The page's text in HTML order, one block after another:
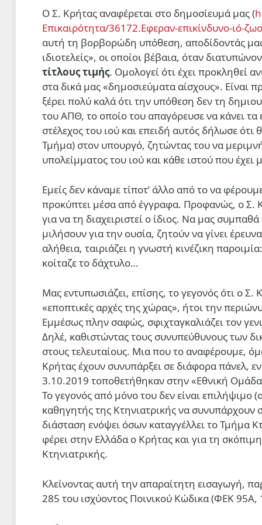
Ο Σ. Κρήτας αναφέρεται στο δημοσίευμά μας (
Επικαιρότητα/36172.Εφεραν-επικίνδυνο-ιό-
αυτή τη βορβορώδη υπόθεση, αποδίδοντάς
ιδιοτελείς», οι οποίοι βέβαια, όταν
τίτλους τιμής. Ομολογεί ότι έχει προκληθεί
στα δικά μας «δημοσιεύματα αίσχους». Είναι
ξέρει πολύ καλά ότι την υπόθεση δεν τη
του ΑΠΘ, το οποίο του απαγόρευσε να κάνει τα
στέλεχος του ιού και επειδή αυτός δήλωσε
Τμήμα) στον υπουργό, ζητώντας του να
υπολείμματος του ιού και κάθε ιστού που έχει
Εμείς δεν κάναμε τίποτ’ άλλο από το να
προκύπτει μέσα από έγγραφα. Προφανώς, ο Σ.
για να τη διαχειριστεί ο ίδιος. Να μας
μιλήσουν για την ουσία, ζητούν να γίνει
αλήθεια, ταιριάζει η γνωστή κινέζικη
κοίταζε το δάχτυλο…
Μας εντυπωσιάζει, επίσης, το γεγονός ότι ο
«εποπτικές αρχές της χώρας», ήτοι την
Εμμέσως πλην σαφώς, σφιχταγκαλιάζει τον
Δηλέ, καθιστώντας τους συνυπεύθυνους των
στους τελευταίους. Μια που το αναφέρουμε,
Κρήτας έχουν συνυπάρξει σε διάφορα πάνελ,
3.10.2019 τοποθετήθηκαν στην «Εθνική
Το γεγονός από μόνο του δεν είναι επιλήψιμο
καθηγητής της Κτηνιατρικής να
διάσταση ενόψει όσων καταγγέλλει το Τμήμα
φέρει στην Ελλάδα ο Κρήτας και για τη
Κτηνιατρικής.
Κλείνοντας αυτή την απαραίτητη εισαγωγή,
285 του ισχύοντος Ποινικού Κώδικα (ΦΕΚ